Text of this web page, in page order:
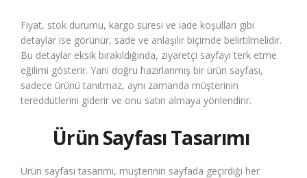
Fiyat, stok durumu, kargo süresi ve iade koşulları gibi
detaylar ise görünür, sade ve anlaşılır biçimde belirtilmelidir.
Bu detaylar eksik bırakıldığında, ziyaretçi sayfayı terk etme
eğilimi gösterir. Yani doğru hazırlanmış bir ürün sayfası,
sadece ürünü tanıtmaz, aynı zamanda müşterinin
tereddütlerini giderir ve onu satın almaya yönlendirir.
Ürün Sayfası Tasarımı
Ürün sayfası tasarımı, müşterinin sayfada geçirdiği her